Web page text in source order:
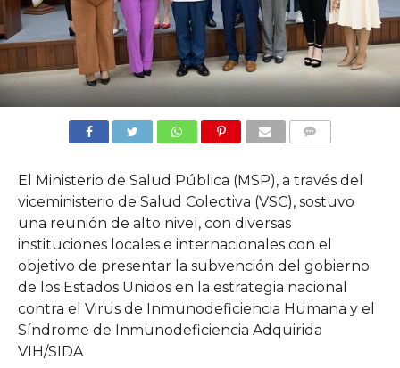
El Ministerio de Salud Pública (MSP), a través del
viceministerio de Salud Colectiva (VSC), sostuvo
una reunión de alto nivel, con diversas
instituciones locales e internacionales con el
objetivo de presentar la subvención del gobierno
de los Estados Unidos en la estrategia nacional
contra el Virus de Inmunodeficiencia Humana y el
Síndrome de Inmunodeficiencia Adquirida
VIH/SIDA